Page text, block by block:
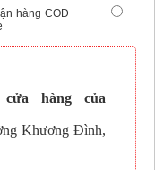
nhận hàng COD
hàng của
Khương Đình,